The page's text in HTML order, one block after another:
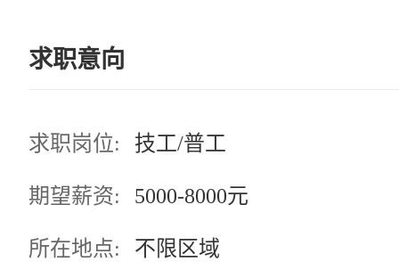
求职意向
求职岗位: 技工/普工
期望薪资: 5000-8000元
所在地点: 不限区域